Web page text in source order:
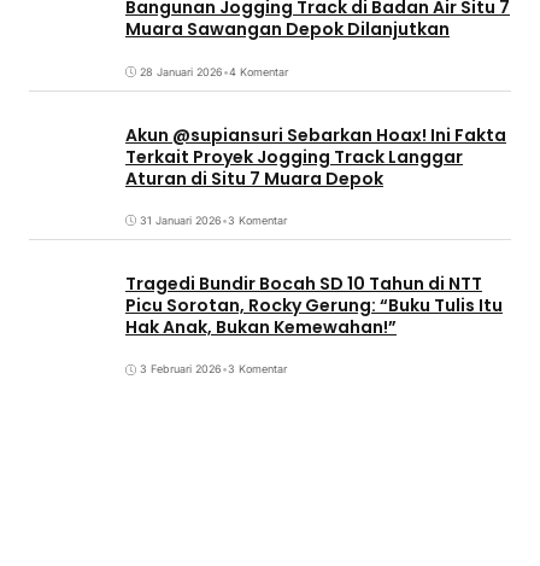
Bangunan Jogging Track di Badan Air Situ 7
Muara Sawangan Depok Dilanjutkan
28 Januari 2026•4 Komentar
Akun @supiansuri Sebarkan Hoax! Ini Fakta
Terkait Proyek Jogging Track Langgar
Aturan di Situ 7 Muara Depok
31 Januari 2026•3 Komentar
Tragedi Bundir Bocah SD 10 Tahun di NTT
Picu Sorotan, Rocky Gerung: “Buku Tulis Itu
Hak Anak, Bukan Kemewahan!”
3 Februari 2026•3 Komentar